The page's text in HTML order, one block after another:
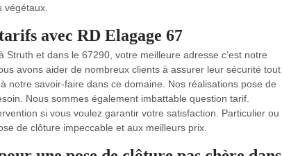
avec RD Elagage 67
et dans le 67290, votre meilleure adresse c’est notre
avons aider de nombreux clients à assurer leur sécurité tout
notre savoir-faire dans ce domaine. Nos réalisations pose de
Nous sommes également imbattable question tarif.
si vous voulez garantir votre satisfaction. Particulier ou
de clôture impeccable et aux meilleurs prix.